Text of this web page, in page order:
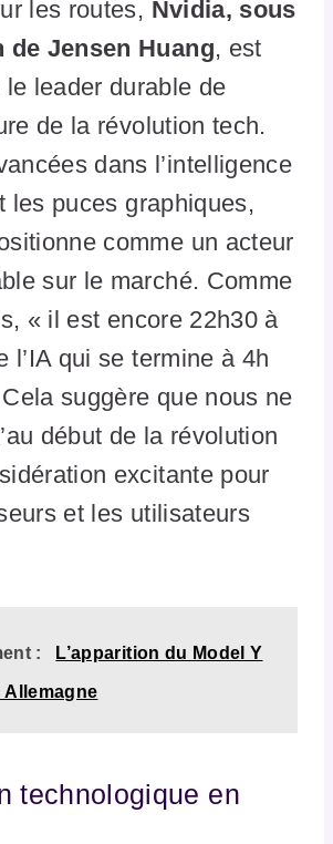
les routes, Nvidia, sous
de Jensen Huang, est
leader durable de
de la révolution tech.
dans l’intelligence
les puces graphiques,
comme un acteur
sur le marché. Comme
« il est encore 22h30 à
l’IA qui se termine à 4h
suggère que nous ne
début de la révolution
excitante pour
et les utilisateurs
: L’apparition du Model Y
Allemagne
technologique en